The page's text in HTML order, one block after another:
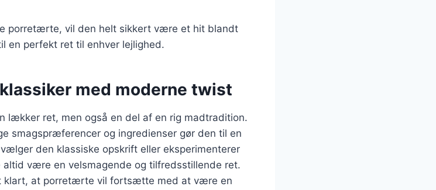
porretærte, vil den helt sikkert være et hit blandt
en perfekt ret til enhver lejlighed.
med moderne twist
lækker ret, men også en del af en rig madtradition.
smagspræferencer og ingredienser gør den til en
den klassiske opskrift eller eksperimenterer
være en velsmagende og tilfredsstillende ret.
klart, at porretærte vil fortsætte med at være en